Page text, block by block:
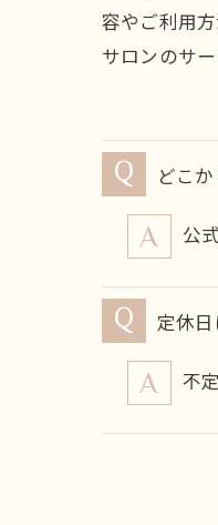
容やご利用
サロンのサ
どこ
公
定休
不